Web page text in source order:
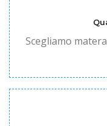
Scegliamo